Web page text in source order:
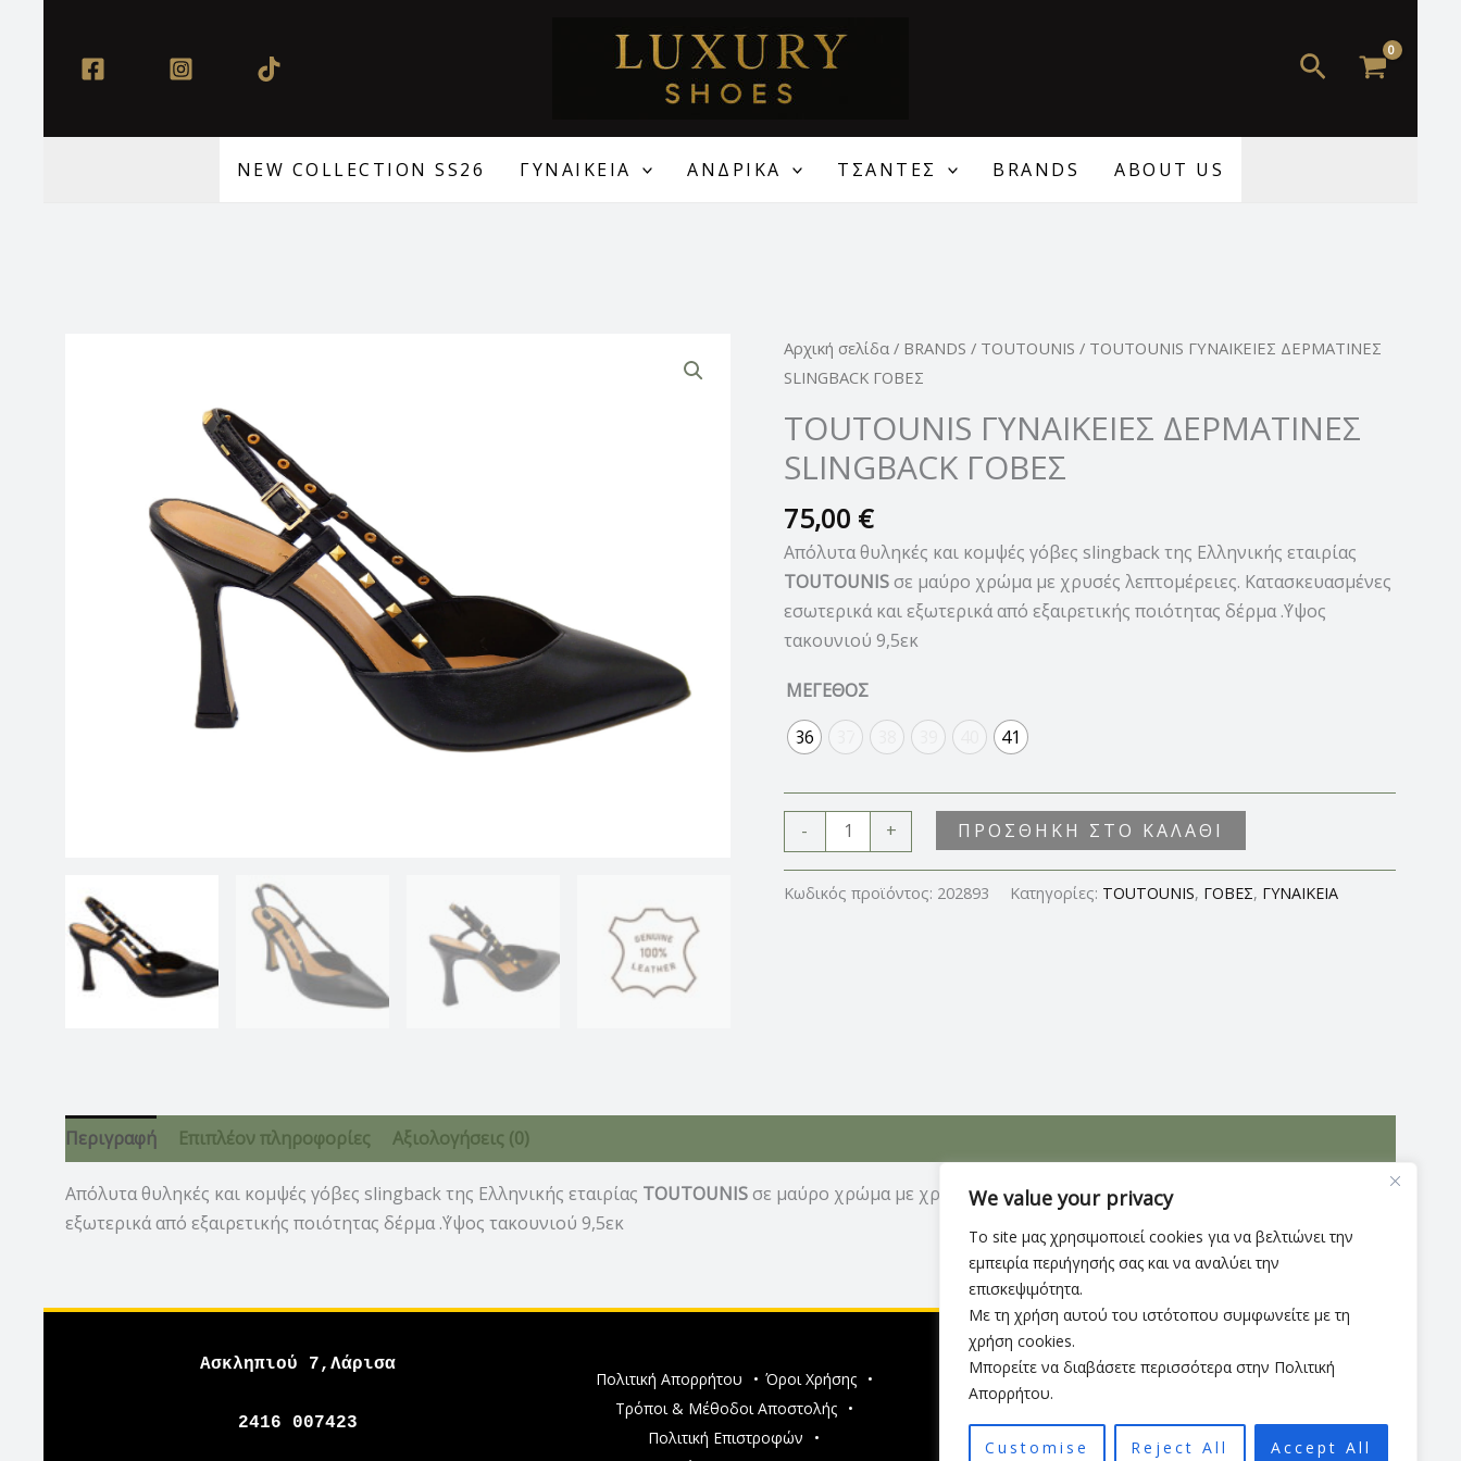
We value your privacy
Το site μας χρησιμοποιεί cookies για να βελτιώνει την
εμπειρία περιήγησής σας και να αναλύει την
επισκεψιμότητα.
Με τη χρήση αυτού του ιστότοπου συμφωνείτε με τη
χρήση cookies.
Μπορείτε να διαβάσετε περισσότερα στην Πολιτική
Απορρήτου.
Customise Reject All Accept All
περιεχόμενο
Αναζήτηση
NEW COLLECTION SS26 ΓΥΝΑΙΚΕΙΑ ΑΝΔΡΙΚΑ ΤΣΑΝΤΕΣ BRANDS ABOUT US
Αρχική σελίδα/ BRANDS / TOUTOUNIS / TOUTOUNIS ΓΥΝΑΙΚΕΙΕΣ ΔΕΡΜΑΤΙΝΕΣ
SLINGBACK ΓΟΒΕΣ
TOUTOUNIS ΓΥΝΑΙΚΕΙΕΣ ΔΕΡΜΑΤΙΝΕΣ
SLINGBACK ΓΟΒΕΣ
75,00 €
Απόλυτα θυληκές και κομψές γόβες slingback της Ελληνικής εταιρίας
TOUTOUNISσε μαύρο χρώμα με χρυσές λεπτομέρειες. Κατασκευασμένες
εσωτερικά και εξωτερικά από εξαιρετικής ποιότητας δέρμα .΄Υψος
τακουνιού 9,5εκ
ΜΕΓΕΘΟΣ
36
41
-
TOUTOUNIS
ΓΥΝΑΙΚΕΙΕΣ
SLINGBACK
ΓΟΒΕΣ
+ ΠΡΟΣΘΉΚΗ ΣΤΟ ΚΑΛΆΘΙ
Κωδικός προϊόντος: 202893 Κατηγορίες: TOUTOUNIS, ΓΟΒΕΣ, ΓΥΝΑΙΚΕΙΑ
Περιγραφή Επιπλέον πληροφορίες Αξιολογήσεις (0)
Απόλυτα θυληκές και κομψές γόβες slingback της Ελληνικής εταιρίας TOUTOUNISσε μαύρο χρώμα με χρυσές λεπτομέρειες. Κατασκευασμένες εσωτερικά και
εξωτερικά από εξαιρετικής ποιότητας δέρμα .΄Υψος τακουνιού 9,5εκ
Ασκληπιού 7,Λάρισα
2416 007423
Πολιτική Απορρήτου • Όροι Χρήσης
•
Τρόποι & Μέθοδοι Αποστολής
•
Πολιτική Επιστροφών
•